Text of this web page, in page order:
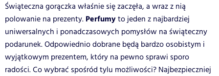
Świąteczna gorączka właśnie się zaczęła, a wraz z nią
polowanie na prezenty. Perfumyto jeden z najbardziej
uniwersalnych i ponadczasowych pomysłów na świąteczny
podarunek. Odpowiednio dobrane będą bardzo osobistym i
wyjątkowym prezentem, który na pewno sprawi sporo
radości. Co wybrać spośród tylu możliwości? Najbezpieczniej